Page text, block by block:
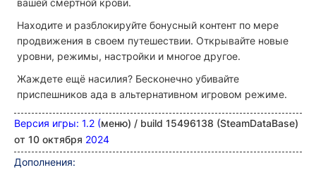
вашей смертной крови.
Находите и разблокируйте бонусный контент по мере
продвижения в своем путешествии. Открывайте новые
уровни, режимы, настройки и многое другое.
Жаждете ещё насилия? Бесконечно убивайте
приспешников ада в альтернативном игровом режиме.
Версия игры: 1.2 (меню) / build 15496138 (SteamDataBase)
от 10 октября 2024
Дополнения: